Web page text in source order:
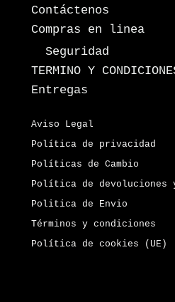
Contáctenos
Compras en linea
Seguridad
TERMINO Y
Entregas
Aviso Legal
Política de privacidad
Políticas de Cambio
Política de devoluciones
Politica de Envio
Términos y condiciones
Política de cookies (UE)